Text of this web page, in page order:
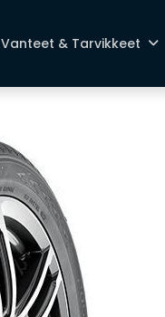
Vanteet & Tarvikkeet